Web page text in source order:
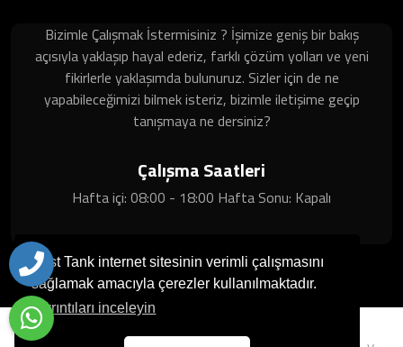
Best Tank internet sitesinin verimli çalışmasını
sağlamak amacıyla çerezler kullanılmaktadır.
Ayrıntıları inceleyin
Bizimle Çalışmak İstermisiniz ? İşimize geniş bir bakış
açısıyla yaklaşıp hayal ederiz, farklı çözüm yolları ve yeni
fikirlerle yaklaşımda bulunuruz. Sizler için de ne
yapabileceğimizi bilmek isteriz, bizimle iletişime geçip
tanışmaya ne dersiniz?
Çalışma Saatleri
Hafta içi: 08:00 - 18:00 Hafta Sonu: Kapalı